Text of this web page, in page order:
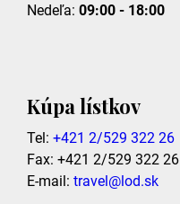
Nedeľa: 09:00 - 18:00
Kúpa lístkov
Tel: +421 2/529 322 26
Fax: +421 2/529 322 26
E-mail: travel@lod.sk